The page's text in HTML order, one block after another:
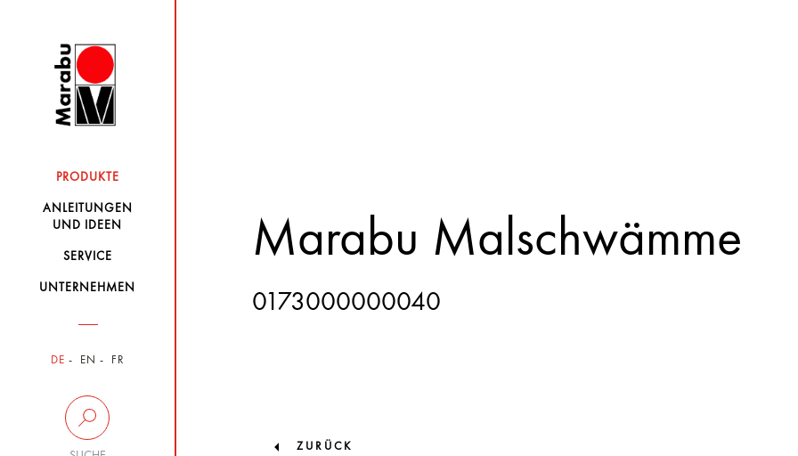
PRODUKTE
ANLEITUNGEN
UND IDEEN
SERVICE
UNTERNEHMEN
DE EN FR
Marabu Malschwämme
0173000000040
ZURÜCK